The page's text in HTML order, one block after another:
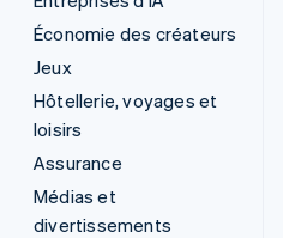
Économie des créateurs
Jeux
Hôtellerie, voyages et
loisirs
Assurance
Médias et
divertissements